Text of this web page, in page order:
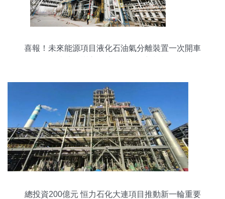
喜報！未來能源項目液化石油氣分離裝置一次開車
總投資200億元 恒力石化大連項目推動新一輪重要